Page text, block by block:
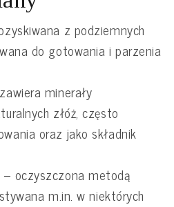
z podziemnych
do gotowania i parzenia
minerały
złóż, często
oraz jako składnik
oczyszczona metodą
m.in. w niektórych